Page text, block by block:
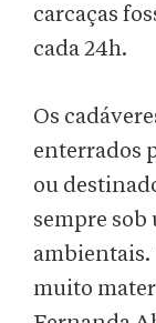
carcaças
cada 24h.
Os
enterrados
ou
sempre sob
ambientais.
muito